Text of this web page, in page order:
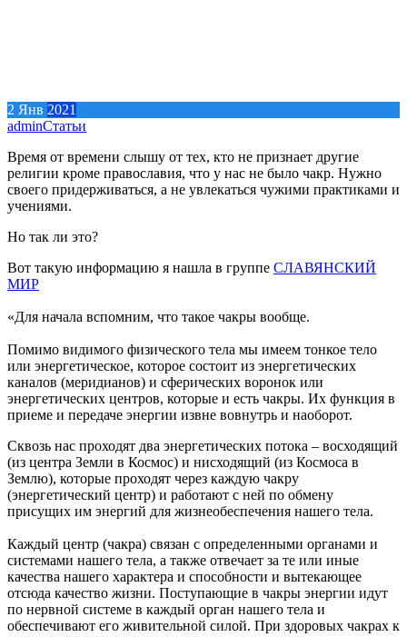
2 Янв 2021
adminСтатьи
Время от времени слышу от тех, кто не признает другие
религии кроме православия, что у нас не было чакр. Нужно
своего придерживаться, а не увлекаться чужими практиками и
учениями.
Но так ли это?
Вот такую информацию я нашла в группе СЛАВЯНСКИЙ
МИР
«Для начала вспомним, что такое чакры вообще.
Помимо видимого физического тела мы имеем тонкое тело
или энергетическое, которое состоит из энергетических
каналов (меридианов) и сферических воронок или
энергетических центров, которые и есть чакры. Их функция в
приеме и передаче энергии извне вовнутрь и наоборот.
Сквозь нас проходят два энергетических потока – восходящий
(из центра Земли в Космос) и нисходящий (из Космоса в
Землю), которые проходят через каждую чакру
(энергетический центр) и работают с ней по обмену
присущих им энергий для жизнеобеспечения нашего тела.
Каждый центр (чакра) связан с определенными органами и
системами нашего тела, а также отвечает за те или иные
качества нашего характера и способности и вытекающее
отсюда качество жизни. Поступающие в чакры энергии идут
по нервной системе в каждый орган нашего тела и
обеспечивают его живительной силой. При здоровых чакрах к